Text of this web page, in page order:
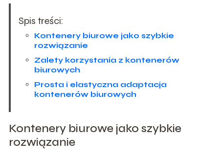
Spis treści:
Kontenery biurowe jako szybkie
rozwiązanie
Zalety korzystania z kontenerów
biurowych
Prosta i elastyczna adaptacja
kontenerów biurowych
Kontenery biurowe jako szybkie
rozwiązanie